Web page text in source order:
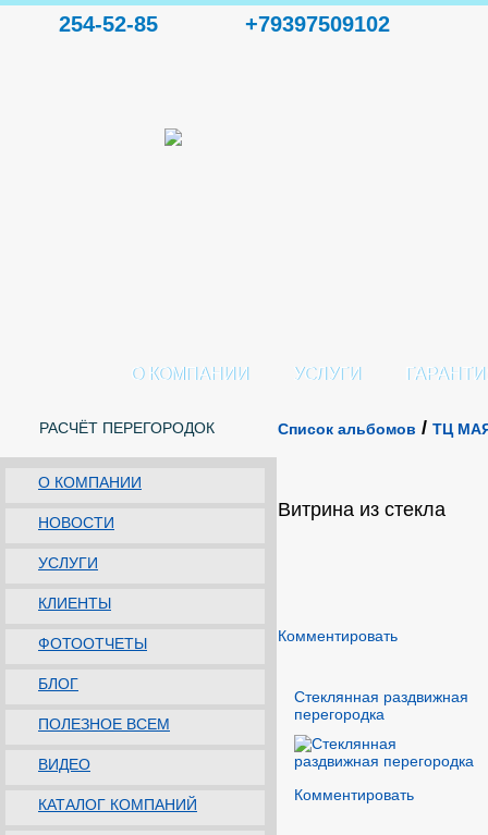
254-52-85 +79397509102
О КОМПАНИИ УСЛУГИ
РАСЧЁТ ПЕРЕГОРОДОК
О КОМПАНИИ
НОВОСТИ
УСЛУГИ
КЛИЕНТЫ
ФОТООТЧЕТЫ
БЛОГ
ПОЛЕЗНОЕ ВСЕМ
ВИДЕО
КАТАЛОГ КОМПАНИЙ
Список альбомов / ТЦ
Витрина из стекла
Комментировать
Стеклянная раздвижная
перегородка
Комментировать